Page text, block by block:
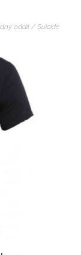
oddíl / Suicide